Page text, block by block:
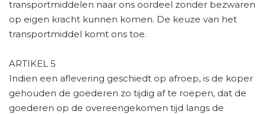
transportmiddelen naar ons oordeel zonder bezwaren
op eigen kracht kunnen komen. De keuze van het
transportmiddel komt ons toe.
ARTIKEL 5
Indien een aflevering geschiedt op afroep, is de koper
gehouden de goederen zo tijdig af te roepen, dat de
goederen op de overeengekomen tijd langs de